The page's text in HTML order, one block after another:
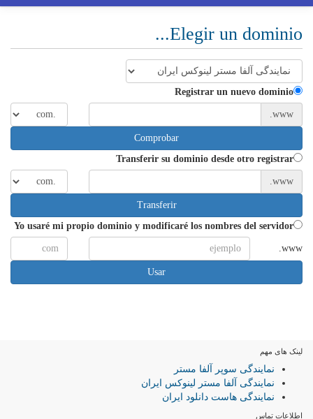
Elegir un dominio...
Registrar un nuevo dominio
www.
Comprobar
Transferir su dominio desde otro registrar
www.
Transferir
Yo usaré mi propio dominio y modificaré los nombres del servidor
www.
Usar
لینک های مهم
نمایندگی سوپر آلفا مستر
نمایندگی آلفا مستر لینوکس ایران
نمایندگی هاست دانلود ایران
اطلاعات تماس